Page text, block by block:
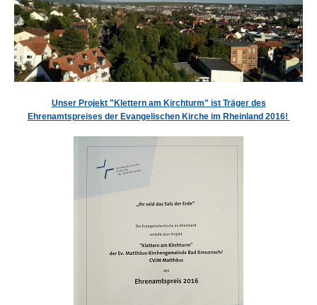
Unser Projekt "Klettern am Kirchturm" ist Träger des
Ehrenamtspreises der Evangelischen Kirche im Rheinland 2016!